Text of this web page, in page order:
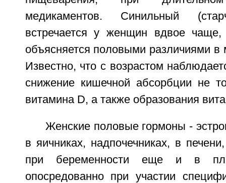
медикаментов. Синильный
встречается у женщин вдвое
объясняется половыми различиями в
Известно, что с возрастом
снижение кишечной абсорбции не
витамина D, а также образования
Женские половые гормоны -
в яичниках, надпочечниках, в
при беременности еще и в
опосредованно при участии